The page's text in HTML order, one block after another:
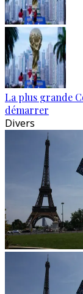
La plus grande
démarrer
Divers